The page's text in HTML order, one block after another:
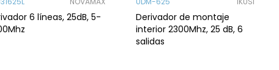
6 líneas, 25dB, 5-
Derivador de montaje
interior 2300Mhz, 25 dB, 6
salidas